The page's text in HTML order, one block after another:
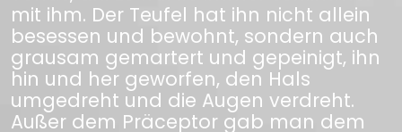
mit ihm. Der Teufel hat ihn nicht allein
besessen und bewohnt, sondern auch
grausam gemartert und gepeinigt, ihn
hin und her geworfen, den Hals
umgedreht und die Augen verdreht.
Außer dem Präceptor gab man dem